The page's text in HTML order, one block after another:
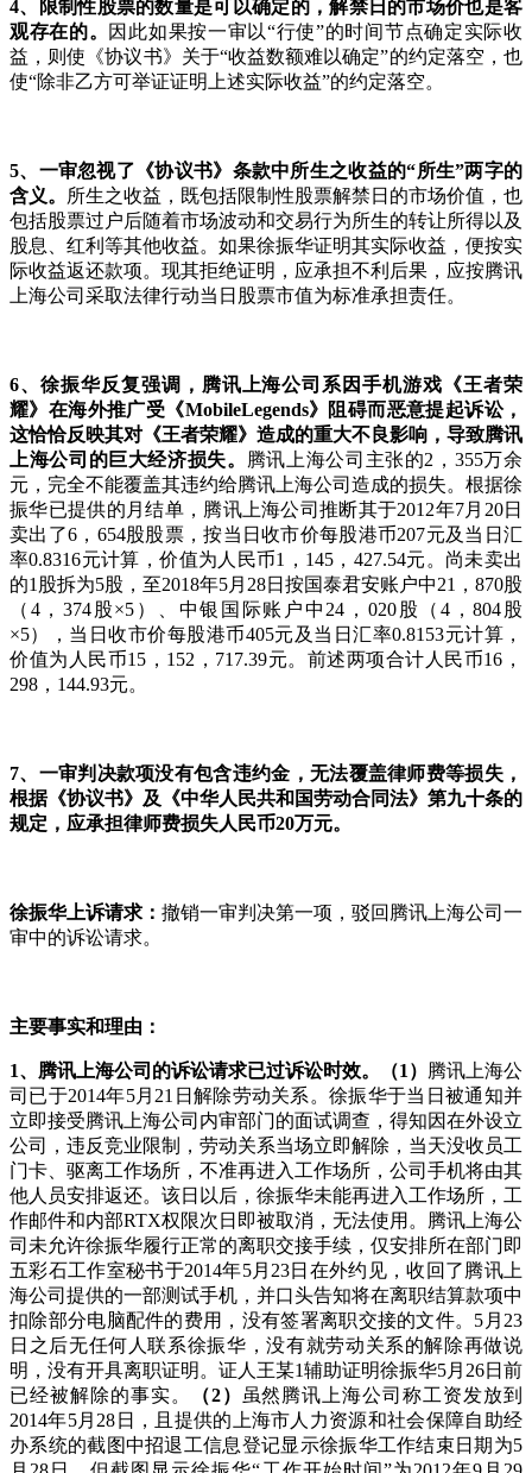
4、限制性股票的数量是可以确定的，解禁日的市场价也是客
观存在的。 因此如果按一审以“行使”的时间节点确定实际收
益，则使《协议书》关于“收益数额难以确定”的约定落空，也
使“除非乙方可举证证明上述实际收益”的约定落空。
5、一审忽视了《协议书》条款中所生之收益的“所生”两字的
含义。
所生之收益，既包括限制性股票解禁日的市场价值，也
包括股票过户后随着市场波动和交易行为所生的转让所得以及
股息、红利等其他收益。如果徐振华证明其实际收益，便按实
际收益返还款项。现其拒绝证明，应承担不利后果，应按腾讯
上海公司采取法律行动当日股票市值为标准承担责任。
6、徐振华反复强调，腾讯上海公司系因手机游戏《王者荣
耀》在海外推广受《MobileLegends》阻碍而恶意提起诉讼，
这恰恰反映其对《王者荣耀》造成的重大不良影响，导致腾讯
上海公司的巨大经济损失。 腾讯上海公司主张的2，355万余
元，完全不能覆盖其违约给腾讯上海公司造成的损失。根据徐
振华已提供的月结单，腾讯上海公司推断其于2012年7月20日
卖出了6，654股股票，按当日收市价每股港币207元及当日汇
率0.8316元计算，价值为人民币1，145，427.54元。尚未卖出
的1股拆为5股，至2018年5月28日按国泰君安账户中21，870股
（4，374股×5）、中银国际账户中24，020股（4，804股
×5），当日收市价每股港币405元及当日汇率0.8153元计算，
价值为人民币15，152，717.39元。前述两项合计人民币16，
298，144.93元。
7、一审判决款项没有包含违约金，无法覆盖律师费等损失，
根据《协议书》及《中华人民共和国劳动合同法》第九十条的
规定，应承担律师费损失人民币20万元。
徐振华上诉请求： 撤销一审判决第一项，驳回腾讯上海公司一
审中的诉讼请求。
主要事实和理由：
1、腾讯上海公司的诉讼请求已过诉讼时效。（1 ） 腾讯上海公
司已于2014年5月21日解除劳动关系。徐振华于当日被通知并
立即接受腾讯上海公司内审部门的面试调查，得知因在外设立
公司，违反竞业限制，劳动关系当场立即解除，当天没收员工
门卡、驱离工作场所，不准再进入工作场所，公司手机将由其
他人员安排返还。该日以后，徐振华未能再进入工作场所，工
作邮件和内部RTX权限次日即被取消，无法使用。腾讯上海公
司未允许徐振华履行正常的离职交接手续，仅安排所在部门即
五彩石工作室秘书于2014年5月23日在外约见，收回了腾讯上
海公司提供的一部测试手机，并口头告知将在离职结算款项中
扣除部分电脑配件的费用，没有签署离职交接的文件。5月23
日之后无任何人联系徐振华，没有就劳动关系的解除再做说
明，没有开具离职证明。证人王某1辅助证明徐振华5月26日前
已经被解除的事实。
（2）
虽然腾讯上海公司称工资发放到
2014年5月28日，且提供的上海市人力资源和社会保障自助经
办系统的截图中招退工信息登记显示徐振华工作结束日期为5